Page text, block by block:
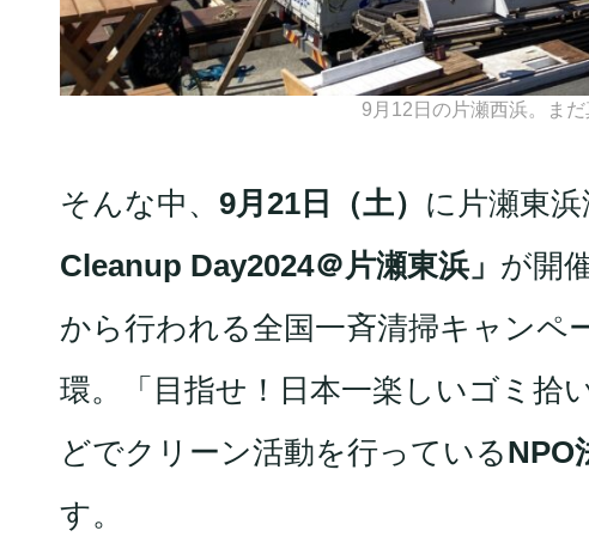
9月12日の片瀬西浜。ま
そんな中、 9月21日（土） に片瀬東
Cleanup Day2024＠片瀬東浜」 が開
から行われる全国⼀斉清掃キャンペ
環。「⽬指せ！日本⼀楽しいゴミ拾
どでクリーン活動を行っているNPO
す。